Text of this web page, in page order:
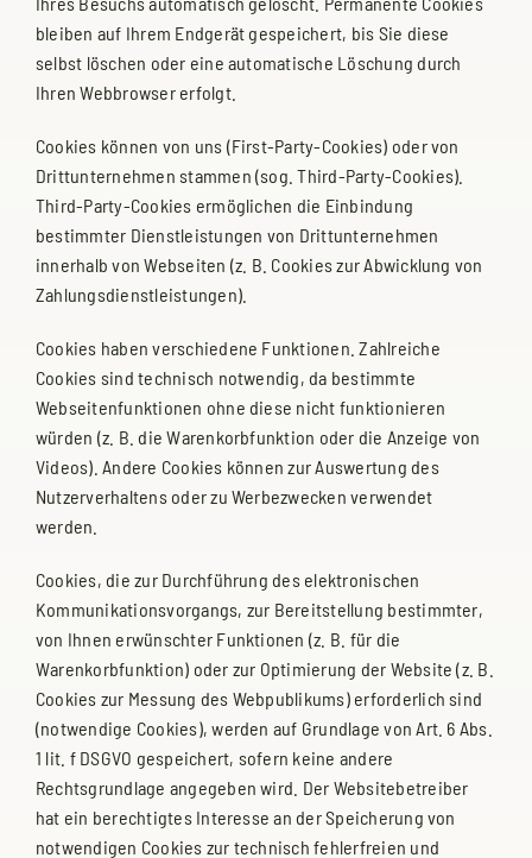
bleiben auf Ihrem Endgerät gespeichert, bis Sie diese
selbst löschen oder eine automatische Löschung durch
Ihren Webbrowser erfolgt.
Cookies können von uns (First-Party-Cookies) oder von
Drittunternehmen stammen (sog. Third-Party-Cookies).
Third-Party-Cookies ermöglichen die Einbindung
bestimmter Dienstleistungen von Drittunternehmen
innerhalb von Webseiten (z. B. Cookies zur Abwicklung von
Zahlungsdienstleistungen).
Cookies haben verschiedene Funktionen. Zahlreiche
Cookies sind technisch notwendig, da bestimmte
Webseitenfunktionen ohne diese nicht funktionieren
würden (z. B. die Warenkorbfunktion oder die Anzeige von
Videos). Andere Cookies können zur Auswertung des
Nutzerverhaltens oder zu Werbezwecken verwendet
werden.
Cookies, die zur Durchführung des elektronischen
Kommunikationsvorgangs, zur Bereitstellung bestimmter,
von Ihnen erwünschter Funktionen (z. B. für die
Warenkorbfunktion) oder zur Optimierung der Website (z. B.
Cookies zur Messung des Webpublikums) erforderlich sind
(notwendige Cookies), werden auf Grundlage von Art. 6 Abs.
1 lit. f DSGVO gespeichert, sofern keine andere
Rechtsgrundlage angegeben wird. Der Websitebetreiber
hat ein berechtigtes Interesse an der Speicherung von
notwendigen Cookies zur technisch fehlerfreien und